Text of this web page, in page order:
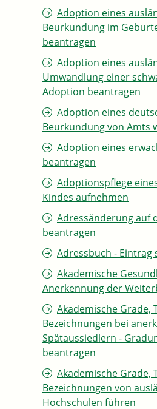
Adoption eines
Beurkundung im
beantragen
Adoption eines
Umwandlung einer
Adoption beantragen
Adoption eines
Beurkundung von Amts
Adoption eines
beantragen
Adoptionspflege
Kindes aufnehmen
Adressänderung auf
beantragen
Adressbuch - Eintrag
Akademische
Anerkennung der
Akademische Grade,
Bezeichnungen bei
Spätaussiedlern -
beantragen
Akademische Grade,
Bezeichnungen von
Hochschulen führen